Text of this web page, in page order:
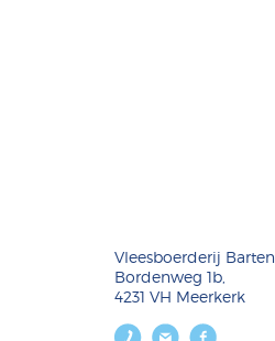
Vleesboerderij Barten
Bordenweg 1b,
4231 VH Meerkerk